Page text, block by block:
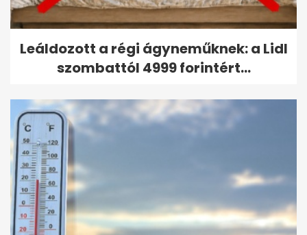
Leáldozott a régi ágyneműknek: a Lidl
szombattól 4999 forintért...